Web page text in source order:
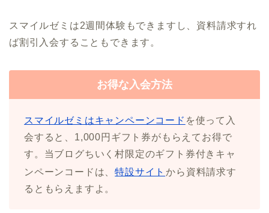
スマイルゼミは2週間体験もできますし、資料請求すれ
ば割引入会することもできます。
お得な入会方法
スマイルゼミはキャンペーンコード を使って入
会すると、1,000円ギフト券がもらえてお得で
す。当ブログちいく村限定のギフト券付きキャ
ンペーンコードは、特設サイト から資料請求す
るともらえますよ。